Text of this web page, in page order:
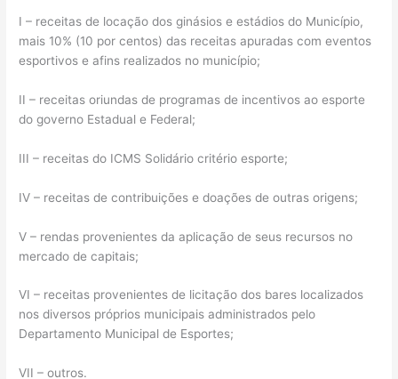
I – receitas de locação dos ginásios e estádios do Município,
mais 10% (10 por centos) das receitas apuradas com eventos
esportivos e afins realizados no município;
II – receitas oriundas de programas de incentivos ao esporte
do governo Estadual e Federal;
III – receitas do ICMS Solidário critério esporte;
IV – receitas de contribuições e doações de outras origens;
V – rendas provenientes da aplicação de seus recursos no
mercado de capitais;
VI – receitas provenientes de licitação dos bares localizados
nos diversos próprios municipais administrados pelo
Departamento Municipal de Esportes;
VII – outros.